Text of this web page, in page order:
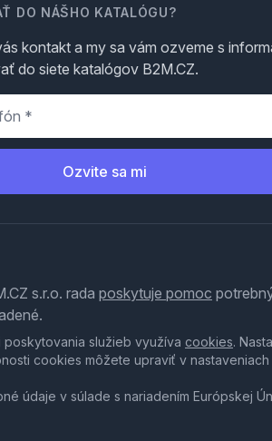
DO NÁŠHO KATALÓGU?
kontakt a my sa vám ozveme s
do siete katalógov B2M.CZ.
Ozvite sa mi
s.r.o. rada poskytuje pomoc
poskytovania služieb využíva cookies.
cookies môžete upraviť v nastaveniach
údaje v súlade s nariadením Európskej